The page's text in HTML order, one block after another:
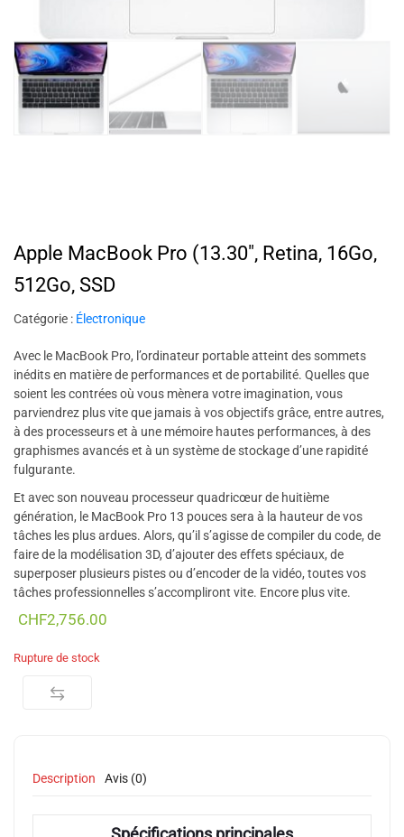
Apple MacBook Pro (13.30″, Retina, 16Go,
512Go, SSD
Catégorie : Électronique
Avec le MacBook Pro, l’ordinateur portable atteint des sommets
inédits en matière de performances et de portabilité. Quelles que
soient les contrées où vous mènera votre imagination, vous
parviendrez plus vite que jamais à vos objectifs grâce, entre autres,
à des processeurs et à une mémoire hautes performances, à des
graphismes avancés et à un système de stockage d’une rapidité
fulgurante.
Et avec son nouveau processeur quadricœur de huitième
génération, le MacBook Pro 13 pouces sera à la hauteur de vos
tâches les plus ardues. Alors, qu’il s’agisse de compiler du code, de
faire de la modélisation 3D, d’ajouter des effets spéciaux, de
superposer plusieurs pistes ou d’encoder de la vidéo, toutes vos
tâches professionnelles s’accompliront vite. Encore plus vite.
CHF2,756.00
Rupture de stock
Description Avis (0)